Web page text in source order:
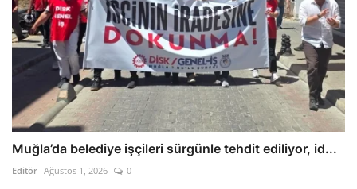
Muğla’da belediye işçileri sürgünle tehdit ediliyor, id...
Editör Ağustos 1, 2026 0